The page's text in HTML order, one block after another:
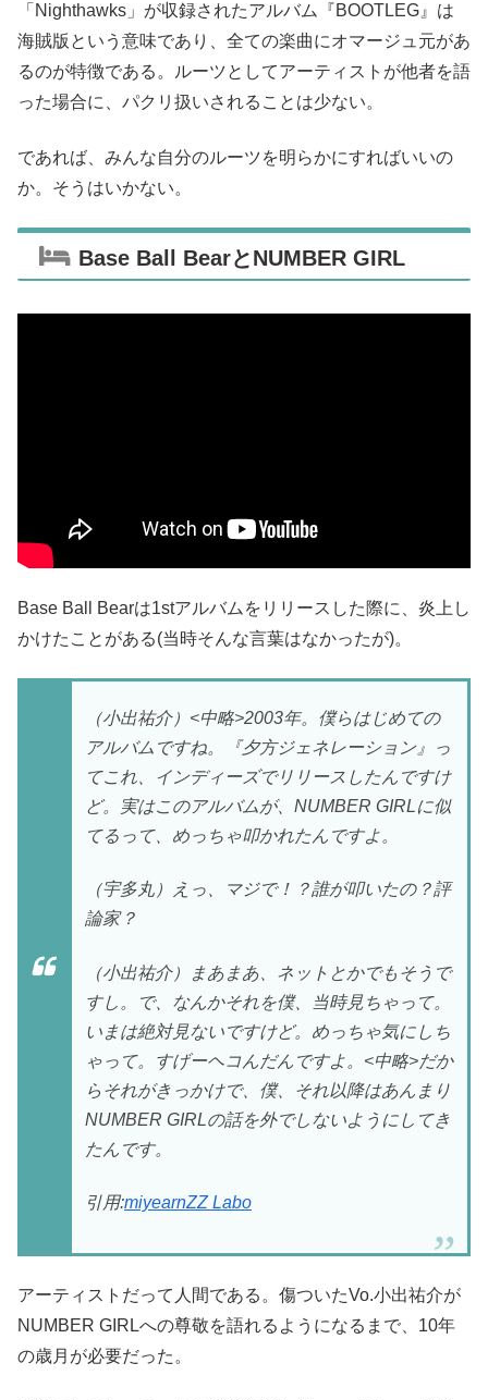
「Nighthawks」が収録されたアルバム『BOOTLEG』は
海賊版という意味であり、全ての楽曲にオマージュ元があ
るのが特徴である。ルーツとしてアーティストが他者を語
った場合に、パクリ扱いされることは少ない。
であれば、みんな自分のルーツを明らかにすればいいの
か。そうはいかない。
Base Ball BearとNUMBER GIRL
Base Ball Bearは1stアルバムをリリースした際に、炎上し
かけたことがある(当時そんな言葉はなかったが)。
（小出祐介）<中略>2003年。僕らはじめての
アルバムですね。『夕方ジェネレーション』っ
てこれ、インディーズでリリースしたんですけ
ど。実はこのアルバムが、NUMBER GIRLに似
てるって、めっちゃ叩かれたんですよ。
（宇多丸）えっ、マジで！？誰が叩いたの？評
論家？
（小出祐介）まあまあ、ネットとかでもそうで
すし。で、なんかそれを僕、当時見ちゃって。
いまは絶対見ないですけど。めっちゃ気にしち
ゃって。すげーヘコんだんですよ。<中略>だか
らそれがきっかけで、僕、それ以降はあんまり
NUMBER GIRLの話を外でしないようにしてき
たんです。
引用:miyearnZZ Labo
アーティストだって人間である。傷ついたVo.小出祐介が
NUMBER GIRLへの尊敬を語れるようになるまで、10年
の歳月が必要だった。